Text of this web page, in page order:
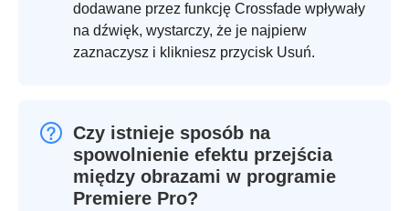
dodawane przez funkcję Crossfade wpływały
na dźwięk, wystarczy, że je najpierw
zaznaczysz i klikniesz przycisk Usuń.
Czy istnieje sposób na
spowolnienie efektu przejścia
między obrazami w programie
Premiere Pro?